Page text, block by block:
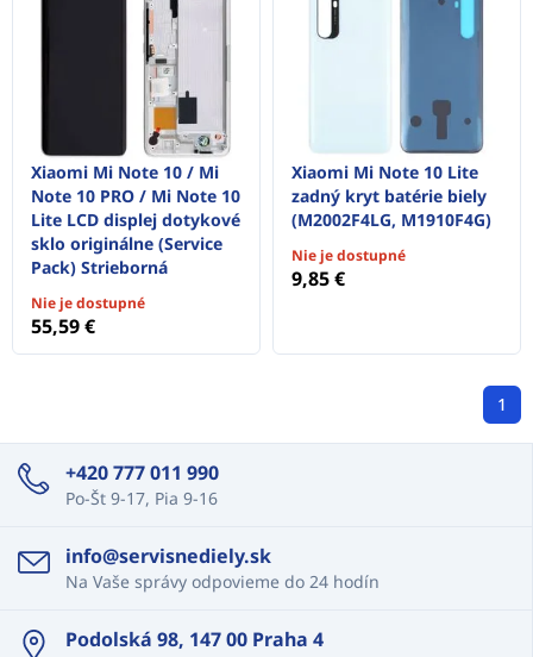
Xiaomi Mi Note 10 / Mi
Note 10 PRO / Mi Note 10
Lite LCD displej dotykové
sklo originálne (Service
Pack) Strieborná
Nie je dostupné
55,59 €
Xiaomi Mi Note 10 Lite
zadný kryt batérie biely
(M2002F4LG, M1910F4G)
Nie je dostupné
9,85 €
1
+420 777 011 990
Po-Št 9-17, Pia 9-16
info@servisnediely.sk
Na Vaše správy odpovieme do 24 hodín
Podolská 98, 147 00 Praha 4